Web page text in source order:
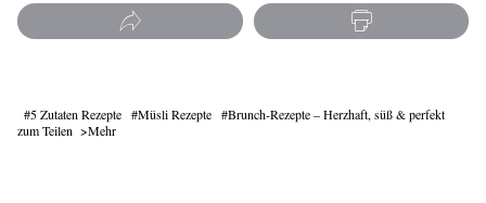
5 Zutaten Rezepte Müsli Rezepte
Brunch-Rezepte – Herzhaft, süß & perfekt
zum Teilen
Mehr